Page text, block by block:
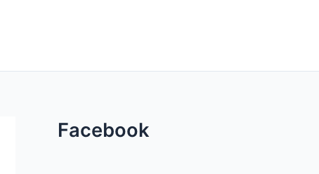
Facebook